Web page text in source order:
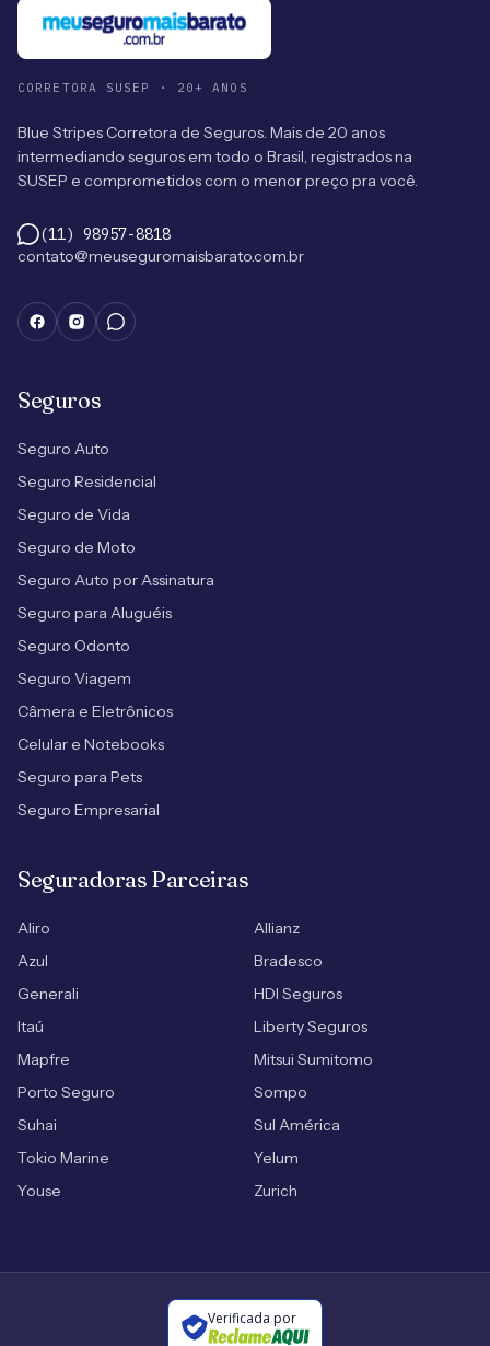
CORRETORA SUSEP · 20+ ANOS
Blue Stripes Corretora de Seguros. Mais de 20 anos
intermediando seguros em todo o Brasil, registrados na
SUSEP e comprometidos com o menor preço pra você.
(11) 98957-8818
contato@meuseguromaisbarato.com.br
Seguros
Seguro Auto
Seguro Residencial
Seguro de Vida
Seguro de Moto
Seguro Auto por Assinatura
Seguro para Aluguéis
Seguro Odonto
Seguro Viagem
Câmera e Eletrônicos
Celular e Notebooks
Seguro para Pets
Seguro Empresarial
Seguradoras Parceiras
Aliro
Allianz
Azul
Bradesco
Generali
HDI Seguros
Itaú
Liberty Seguros
Mapfre
Mitsui Sumitomo
Porto Seguro
Sompo
Suhai
Sul América
Tokio Marine
Yelum
Youse
Zurich
Verificada por